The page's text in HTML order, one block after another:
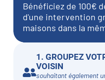
Bénéficiez de 100€
d'une intervention
maisons dans la
1. GROUPEZ
VOISIN
souhaitant également